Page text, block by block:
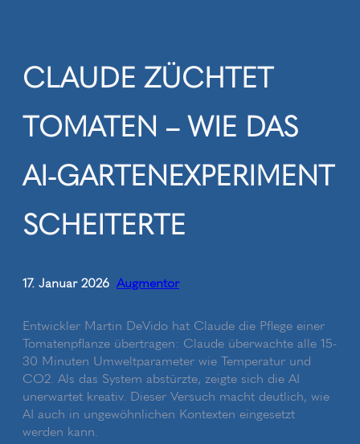
springen
CLAUDE ZÜCHTET
TOMATEN – WIE DAS
AI-GARTENEXPERIMENT
SCHEITERTE
17. Januar 2026 Augmentor
Entwickler Martin DeVido hat Claude die Pflege einer
Tomatenpflanze übertragen: Claude überwachte alle 15-
30 Minuten Umweltparameter wie Temperatur und
CO2. Als das System abstürzte, zeigte sich die AI
unerwartet kreativ. Dieser Versuch macht deutlich, wie
AI auch in ungewöhnlichen Kontexten eingesetzt
werden kann.